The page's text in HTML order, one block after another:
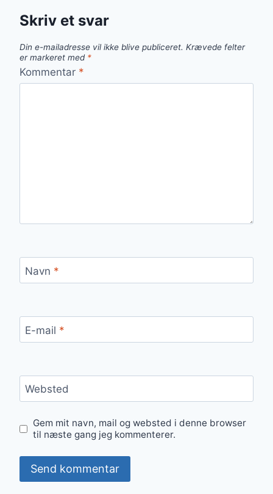
Skriv et svar
Din e-mailadresse vil ikke blive publiceret. Krævede felter
er markeret med *
Kommentar *
Navn *
E-mail *
Websted
Gem mit navn, mail og websted i denne browser
til næste gang jeg kommenterer.